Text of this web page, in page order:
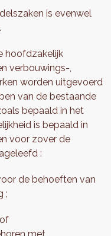
is evenwel
hoofdzakelijk
verbouwings-,
worden uitgevoerd
van de bestaande
bepaald in het
is bepaald in
voor zover de
:
de behoeften van
;